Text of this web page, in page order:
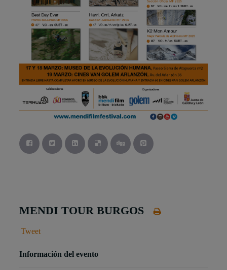
MENDI TOUR BURGOS
Tweet
Información del evento